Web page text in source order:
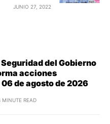
JUNIO 27, 2022
del Gobierno
acciones
de agosto de 2026
MINUTE READ